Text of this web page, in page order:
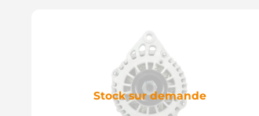
Stock sur demande